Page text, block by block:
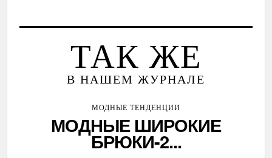
ТАК ЖЕ
В НАШЕМ ЖУРНАЛЕ
МОДНЫЕ ТЕНДЕНЦИИ
МОДНЫЕ ШИРОКИЕ
БРЮКИ-2...